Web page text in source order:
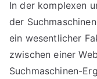
In der komplexen
der
ein wesentlicher
zwischen einer
Suchmaschinen-